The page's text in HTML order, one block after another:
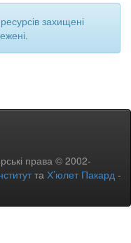
захищені
права © 2002-
та Х’юлет Пакард -